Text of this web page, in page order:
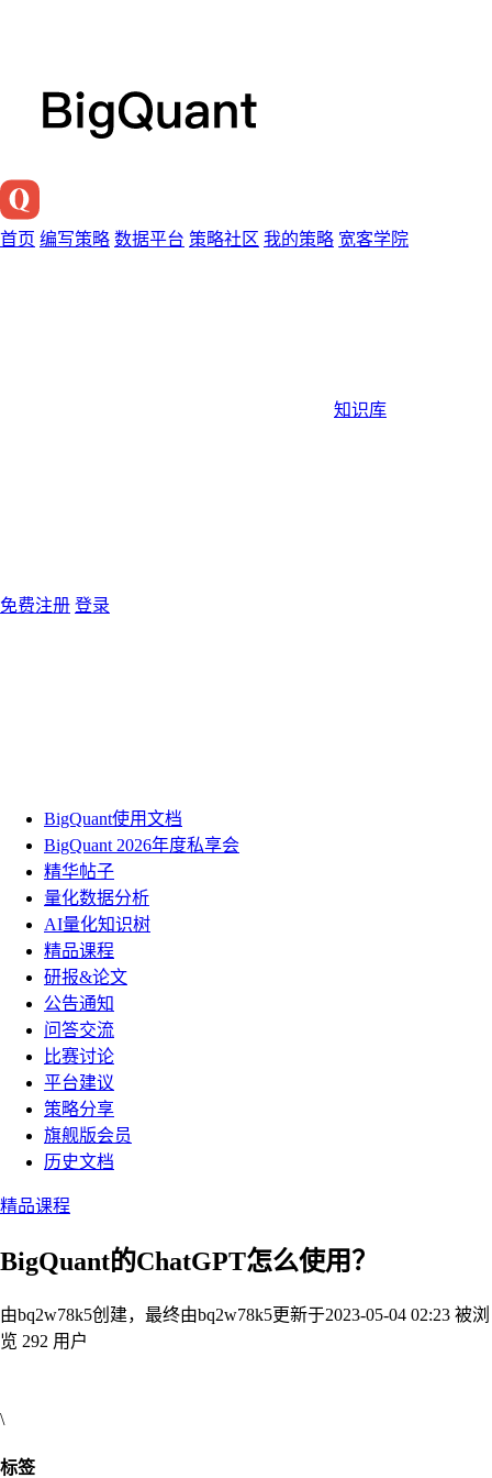
首页 编写策略 数据平台 策略社区 我的策略 宽客学院
知识库
免费注册 登录
BigQuant使用文档
BigQuant 2026年度私享会
精华帖子
量化数据分析
AI量化知识树
精品课程
研报&论文
公告通知
问答交流
比赛讨论
平台建议
策略分享
旗舰版会员
历史文档
精品课程
BigQuant的ChatGPT怎么使用？
由bq2w78k5创建，最终由bq2w78k5更新于2023-05-04 02:23 被浏
览 292 用户
\
标签